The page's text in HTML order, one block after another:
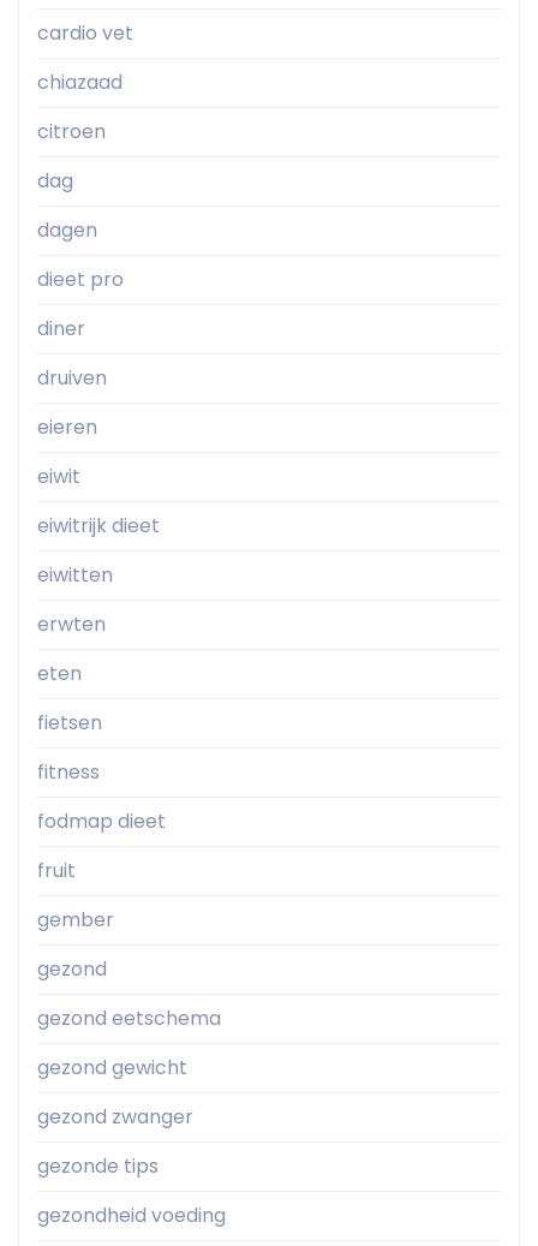
cardio vet
chiazaad
citroen
dag
dagen
dieet pro
diner
druiven
eieren
eiwit
eiwitrijk dieet
eiwitten
erwten
eten
fietsen
fitness
fodmap dieet
fruit
gember
gezond
gezond eetschema
gezond gewicht
gezond zwanger
gezonde tips
gezondheid voeding